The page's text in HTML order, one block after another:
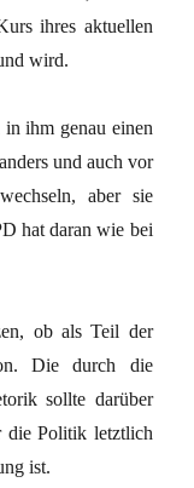
ihres aktuellen
wird.
ihm genau einen
und auch vor
aber sie
hat daran wie bei
ob als Teil der
Die durch die
sollte darüber
die Politik letztlich
ist.